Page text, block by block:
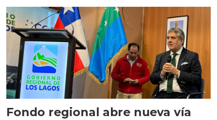
Fondo regional abre nueva vía